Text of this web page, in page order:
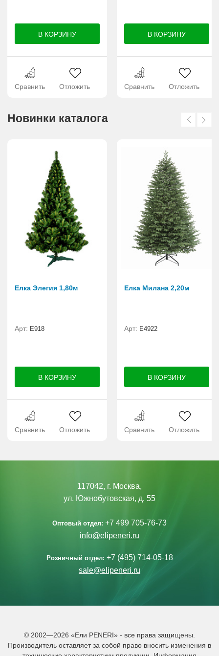
Сравнить Отложить Сравнить Отложить
Новинки каталога
Елка Элегия 1,80м
Арт: E918
Сравнить Отложить
Елка Милана 2,20м
Арт: Е4922
Сравнить Отложить
117042, г. Москва,
ул. Южнобутовская, д. 55
Оптовый отдел: +7 499 705-76-73
info@elipeneri.ru
Розничный отдел: +7 (495) 714-05-18
sale@elipeneri.ru
© 2002—2026 «Ели PENERI» - все права защищены.
Производитель оставляет за собой право вносить изменения в